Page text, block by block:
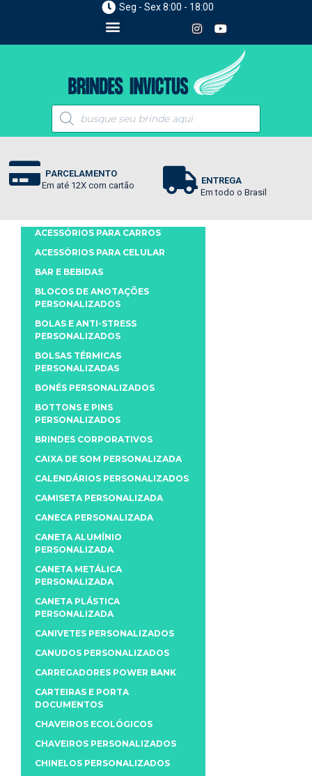
Seg - Sex 8:00 - 18:00
PARCELAMENTO
Em até 12X com cartão
ENTREGA
Em todo o Brasil
ACESSÓRIOS PARA CARROS
ACESSÓRIOS PARA CELULAR
BAR E BEBIDAS
BLOCOS DE ANOTAÇÕES
PERSONALIZADOS
BOLAS E ANTI-STRESS
PERSONALIZADOS
BOLSAS TÉRMICAS
PERSONALIZADAS
BONÉS PERSONALIZADOS
BOTTONS E PINS
PERSONALIZADOS
BRINDES CORPORATIVOS
CAIXA DE SOM PERSONALIZADA
CALENDÁRIOS PERSONALIZADOS
CAMISETA PERSONALIZADA
CANECA PERSONALIZADA
CANETA ALUMÍNIO
PERSONALIZADA
CANETA METÁLICA
PERSONALIZADA
CANETA PLÁSTICA
PERSONALIZADA
CANIVETES PERSONALIZADOS
CANUDOS PERSONALIZADOS
CARREGADORES POWER BANK
CARTEIRAS E PORTA
DOCUMENTOS
CHAVEIROS ECOLÓGICOS
CHAVEIROS PERSONALIZADOS
CHINELOS PERSONALIZADOS